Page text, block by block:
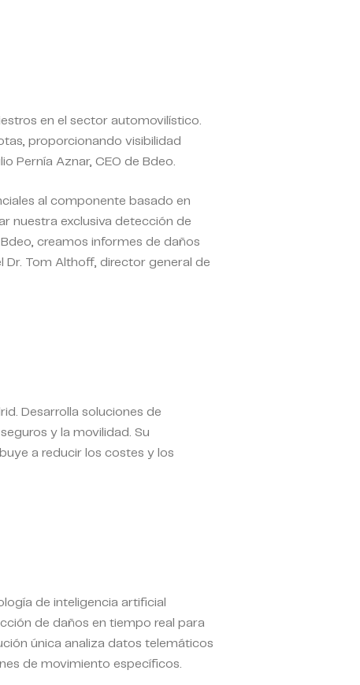
en el sector automovilístico.
proporcionando visibilidad
Pernía Aznar, CEO de Bdeo.
al componente basado en
nuestra exclusiva detección de
creamos informes de daños
Dr. Tom Althoff, director general de
Desarrolla soluciones de
y la movilidad. Su
a reducir los costes y los
de inteligencia artificial
de daños en tiempo real para
única analiza datos telemáticos
de movimiento específicos.